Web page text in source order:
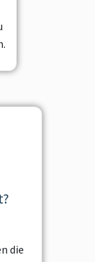
die